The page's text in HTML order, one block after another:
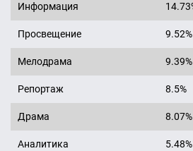
Информация
Просвещение 9.52%
Мелодрама 9.39%
Репортаж 8.5%
Драма 8.07%
Аналитика 5.48%